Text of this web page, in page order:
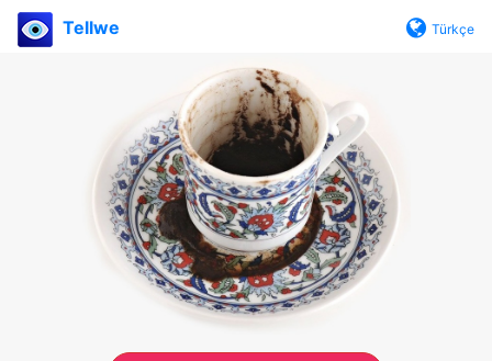
Tellwe Türkçe